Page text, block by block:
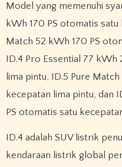
Model yang memenuhi
kWh 170 PS otomatis
Match 52 kWh 170 PS
ID.4 Pro Essential 77
lima pintu, ID.5 Pure
kecepatan lima pintu, dan
PS otomatis satu
ID.4 adalah SUV listrik
kendaraan listrik global